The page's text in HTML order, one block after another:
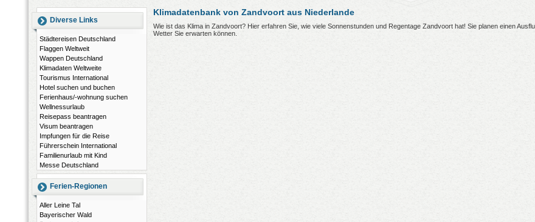
Diverse Links
Städtereisen Deutschland
Flaggen Weltweit
Wappen Deutschland
Klimadaten Weltweite
Tourismus International
Hotel suchen und buchen
Ferienhaus/-wohnung suchen
Wellnessurlaub
Reisepass beantragen
Visum beantragen
Impfungen für die Reise
Führerschein International
Familienurlaub mit Kind
Messe Deutschland
Ferien-Regionen
Aller Leine Tal
Bayerischer Wald
Klimadatenbank von Zandvoort aus Niederlande
Wie ist das Klima in Zandvoort? Hier erfahren Sie, wie viele Sonnenstunden und Regentage Zandvoort hat! Sie planen einen
Wetter Sie erwarten können.